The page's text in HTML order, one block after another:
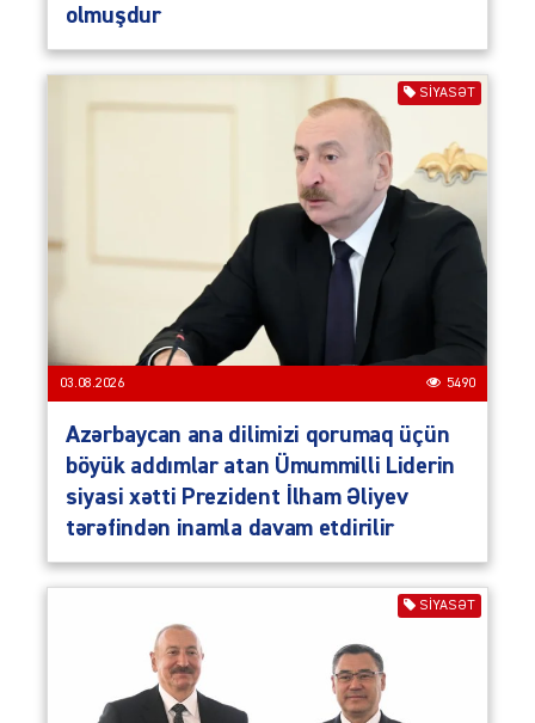
olmuşdur
SIYASƏT
03.08.2026 5490
Azərbaycan ana dilimizi qorumaq üçün
böyük addımlar atan Ümummilli Liderin
siyasi xətti Prezident İlham Əliyev
tərəfindən inamla davam etdirilir
SIYASƏT